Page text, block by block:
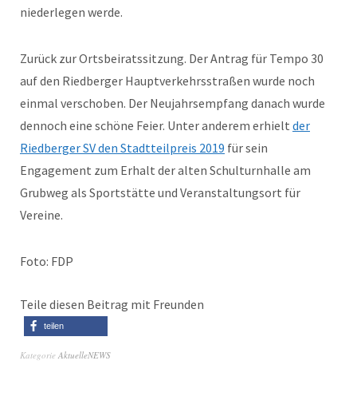
niederlegen werde.
Zurück zur Ortsbeiratssitzung. Der Antrag für Tempo 30
auf den Riedberger Hauptverkehrsstraßen wurde noch
einmal verschoben. Der Neujahrsempfang danach wurde
dennoch eine schöne Feier. Unter anderem erhielt der
Riedberger SV den Stadtteilpreis 2019 für sein
Engagement zum Erhalt der alten Schulturnhalle am
Grubweg als Sportstätte und Veranstaltungsort für
Vereine.
Foto: FDP
Teile diesen Beitrag mit Freunden
teilen
Kategorie AktuelleNEWS